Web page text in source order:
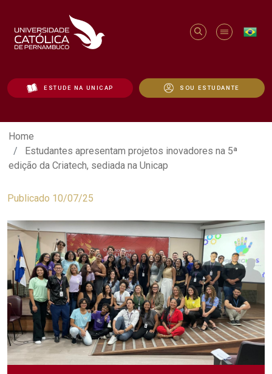
ESTUDE NA UNICAP SOU ESTUDANTE
Estudantes apresentam projetos
Home
Estudantes apresentam projetos inovadores na 5ª
edição da Criatech, sediada na Unicap
Publicado 10/07/25